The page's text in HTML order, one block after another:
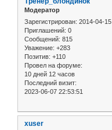
Модератор
Зарегистрирован: 2014-04-15
Приглашений: 0
Сообщений: 815
Уважение: +283
Позитив: +110
Провел на форуме:
10 дней 12 часов
Последний визит:
2023-06-07 22:53:51
xuser